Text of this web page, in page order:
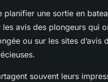
planifier une sortie en
les avis des plongeurs qui
ou sur les sites
souvent leurs